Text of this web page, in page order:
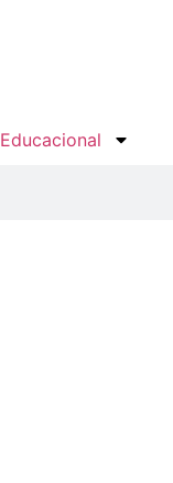
Educacional